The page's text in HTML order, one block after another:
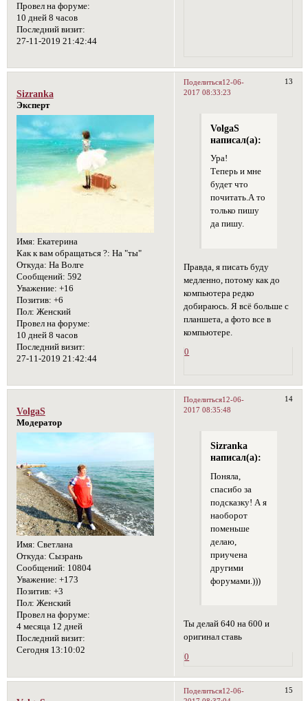
Провел на форуме:
10 дней 8 часов
Последний визит:
27-11-2019 21:42:44
Поделиться 13
12-06-
2017 08:33:23
Sizranka
Эксперт
Имя: Екатерина
Как к вам обращаться ?: На "ты"
Откуда: На Волге
Сообщений: 592
Уважение: +16
Позитив: +6
Пол: Женский
Провел на форуме:
10 дней 8 часов
Последний визит:
27-11-2019 21:42:44
VolgaS
написал(а):
Ура!
Теперь и мне
будет что
почитать.А то
только пишу
да пишу.
Правда, я писать буду
медленно, потому как до
компьютера редко
добираюсь. Я всё больше с
планшета, а фото все в
компьютере.
0
Поделиться 14
12-06-
2017 08:35:48
VolgaS
Модератор
Имя: Светлана
Откуда: Сызрань
Сообщений: 10804
Уважение: +173
Позитив: +3
Пол: Женский
Провел на форуме:
4 месяца 12 дней
Последний визит:
Сегодня 13:10:02
Sizranka
написал(а):
Поняла,
спасибо за
подсказку! А я
наоборот
поменьше
делаю,
приучена
другими
форумами.)))
Ты делай 640 на 600 и
оригинал ставь
0
Поделиться 15
12-06-